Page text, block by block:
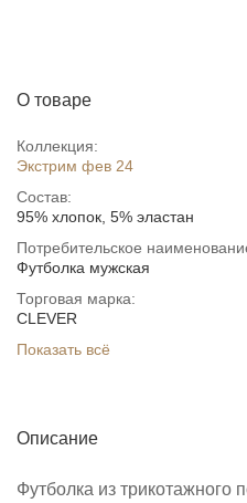
О товаре
Коллекция:
Экстрим фев 24
Состав:
95% хлопок, 5% эластан
Потребительское
Футболка мужская
Торговая марка:
CLEVER
Показать всё
Описание
Футболка из трикотажного